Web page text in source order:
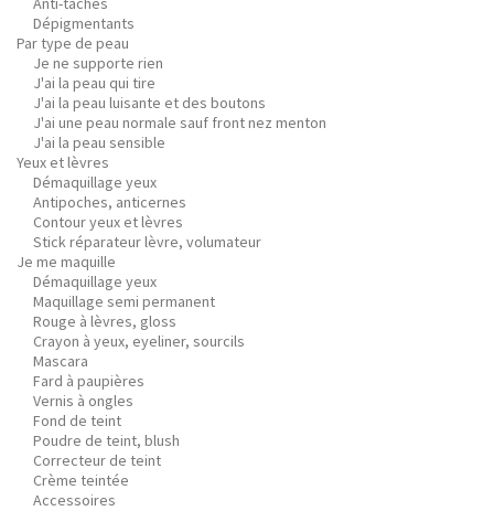
Dépigmentants
Par type de peau
Je ne supporte rien
J'ai la peau qui tire
J'ai la peau luisante et des boutons
J'ai une peau normale sauf front nez menton
J'ai la peau sensible
Yeux et lèvres
Démaquillage yeux
Antipoches, anticernes
Contour yeux et lèvres
Stick réparateur lèvre, volumateur
Je me maquille
Démaquillage yeux
Maquillage semi permanent
Rouge à lèvres, gloss
Crayon à yeux, eyeliner, sourcils
Mascara
Fard à paupières
Vernis à ongles
Fond de teint
Poudre de teint, blush
Correcteur de teint
Crème teintée
Accessoires